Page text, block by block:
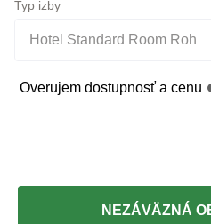
Typ izby
Hotel Standard Room Roh
Overujem dostupnosť a cenu
NEZÁVÄZNÁ